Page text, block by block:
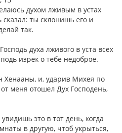
духом лживым в устах
сказал: ты склонишь его и
так.
духа лживого в уста всех
изрек о тебе недоброе.
Хенааны, и, ударив Михея по
меня отошел Дух Господень,
это в тот день, когда
в другую, чтоб укрыться,